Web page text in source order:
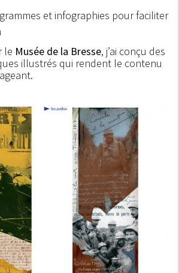
et infographies pour faciliter
le Musée de la Bresse, j’ai conçu des
illustrés qui rendent le contenu